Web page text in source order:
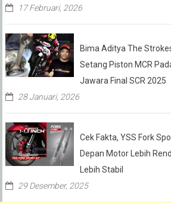
17 Februari, 2026
Bima Aditya The
Setang Piston MCR
Jawara Final SCR 2025
28 Januari, 2026
Cek Fakta, YSS Fork
Depan Motor Lebih
Lebih Stabil
29 Desember, 2025